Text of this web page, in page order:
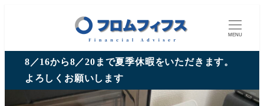
MENU
8／16から8／20まで夏季休暇をいただきます。
よろしくお願いします